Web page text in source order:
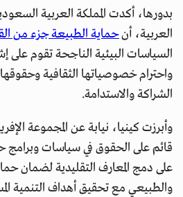
بدورها، أكدت المملكة العربية
العربية، أنحماية الطبيعة جزء من
السياسات البيئية الناجحة تقوم على
واحترام خصوصياتها الثقافية
الشراكة والاستدامة.
وأبرزت كينيا، نيابة عن المجموعة
قائم على الحقوق في سياسات وبرامج
على دمج المعارف التقليدية لضمان
والطبيعي مع تحقيق أهداف التنمية